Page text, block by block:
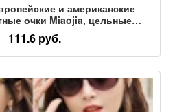
и американские
очки Miaojia, цельные
ретро-солнцезащитные очки,
вогнутые
очки для женщин
111.6 руб.